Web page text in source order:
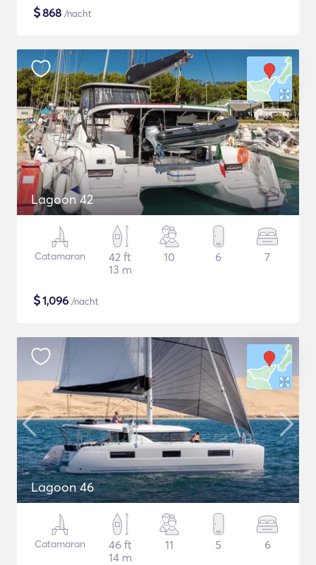
$868 /nacht
Lagoon 42
Catamaran
42 ft
13 m
10 6 7
$1,096 /nacht
Lagoon 46
Catamaran
46 ft
14 m
11 5 6